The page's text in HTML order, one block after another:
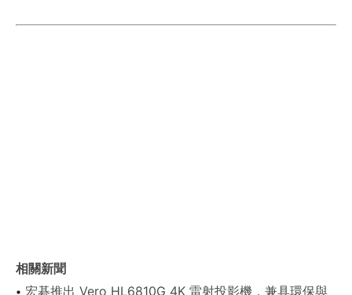
相關新聞
宏碁推出 Vero HL6810G 4K 雷射投影機，兼具環保與